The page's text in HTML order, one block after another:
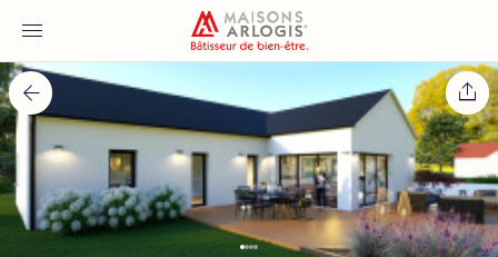
Accueil
Nos maisons
Nos annonces